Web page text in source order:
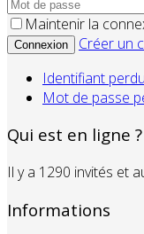
Maintenir la
Connexion
Créer un
Identifiant
Mot de passe
Qui est en ligne ?
Il y a 1290 invités et
Informations